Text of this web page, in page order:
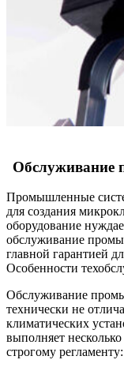
Обслуживание
Промышленные
для создания
оборудование
обслуживание
главной гарантией
Особенности
Обслуживание
технически не
климатических
выполняет
строгому регламенту: